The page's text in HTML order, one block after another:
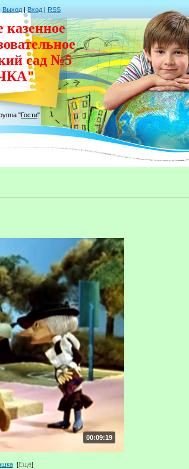
Выход | Вход | RSS
сад №5
"Гости"
00:09:19
[Ещё]